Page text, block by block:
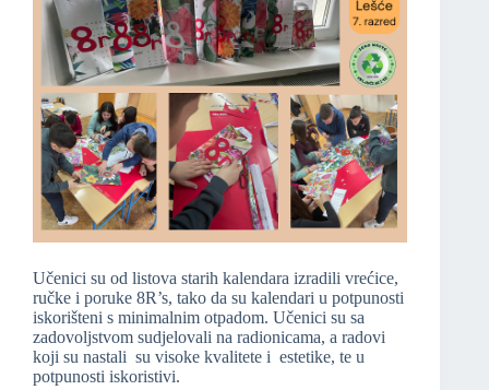
Učenici su od listova starih kalendara izradili vrećice,
ručke i poruke 8R’s, tako da su kalendari u potpunosti
iskorišteni s minimalnim otpadom. Učenici su sa
zadovoljstvom sudjelovali na radionicama, a radovi
koji su nastali su visoke kvalitete i estetike, te u
potpunosti iskoristivi.